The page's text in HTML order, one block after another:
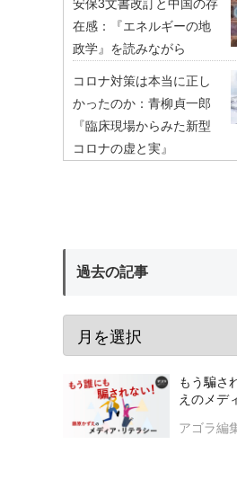
安保3文書改訂と中国の存
在感：『エネルギーの地
政学』を読みながら
コロナ対策は本当に正し
かったのか：青柳貞一郎
『臨床現場からみた新型
コロナの虚と実』
過去の記事
もう騙さ
えのメデ
アゴラ編